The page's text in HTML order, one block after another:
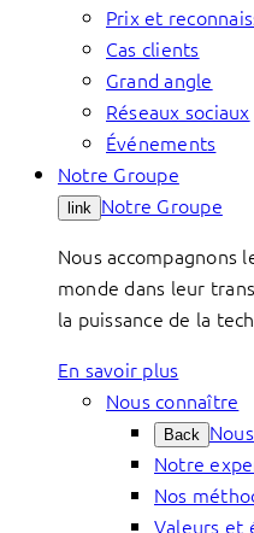
Prix et
Cas clients
Grand angle
Réseaux sociaux
Événements
Notre Groupe
link Notre Groupe
Nous accompagnons
monde dans leur
la puissance de la
En savoir plus
Nous connaître
Back
Notre
Nos
Valeurs et